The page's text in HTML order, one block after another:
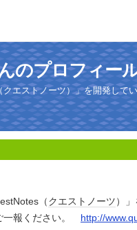
のプロフィー
クエストノーツ）」を開発し
（クエスト ノーツ）
一報ください。 http://